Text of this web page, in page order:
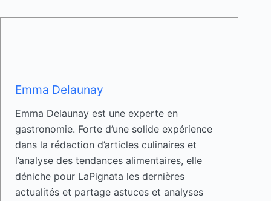
Emma Delaunay
Emma Delaunay est une experte en
gastronomie. Forte d’une solide expérience
dans la rédaction d’articles culinaires et
l’analyse des tendances alimentaires, elle
déniche pour LaPignata les dernières
actualités et partage astuces et analyses